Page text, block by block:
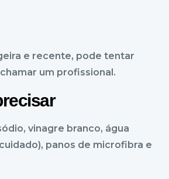
e recente, pode tentar
um profissional.
vinagre branco, água
panos de microfibra e